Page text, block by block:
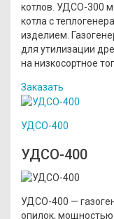
котлов. УДСО-300
котла с
изделием.
для утилизации
на низкосортное
Заказать
УДСО-400
УДСО-400
УДСО-400 —
опилок, мощностью